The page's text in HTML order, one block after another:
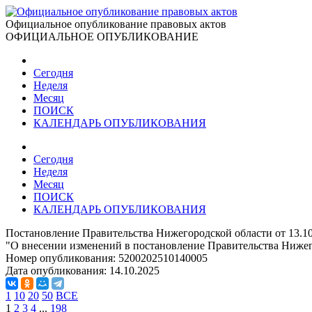
Официальное опубликование правовых актов
ОФИЦИАЛЬНОЕ ОПУБЛИКОВАНИЕ
Сегодня
Неделя
Месяц
ПОИСК
КАЛЕНДАРЬ ОПУБЛИКОВАНИЯ
Сегодня
Неделя
Месяц
ПОИСК
КАЛЕНДАРЬ ОПУБЛИКОВАНИЯ
Постановление Правительства Нижегородской области от
"О внесении изменений в постановление Правительства
Номер опубликования: 5200202510140005
Дата опубликования: 14.10.2025
1 10 20 50 ВСЕ
1 2 3 4 ... 198